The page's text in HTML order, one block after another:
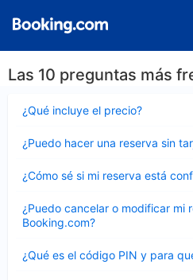
Las 10 preguntas más
¿Qué incluye el precio?
cerrado
¿Puedo hacer una reserva sin
cerrado
¿Cómo sé si mi reserva está
cerrado
¿Puedo cancelar o modificar mi
Booking.com?
cerrado
¿Qué es el código PIN y para
cerrado